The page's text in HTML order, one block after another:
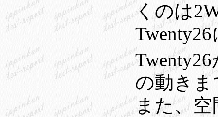
くのは
の動き
また、